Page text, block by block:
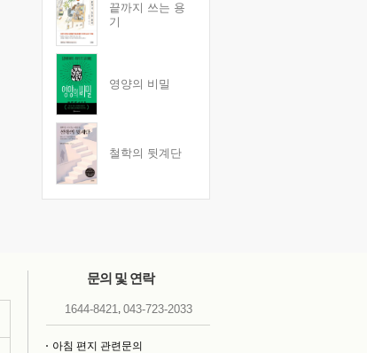
끝까지 쓰는 용
기
영양의 비밀
철학의 뒷계단
문의 및 연락
1644-8421, 043-723-2033
아침 편지 관련문의